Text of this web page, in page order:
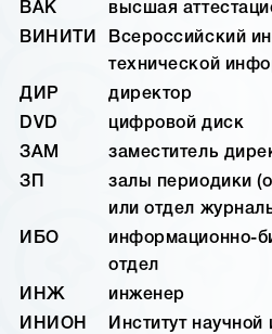
ВАК
высшая
ВИНИТИ
Всероссийский
технической
ДИР
директор
DVD
цифровой диск
ЗАМ
заместитель
ЗП
залы периодики
или отдел
ИБО
информационно-
отдел
ИНЖ
инженер
ИНИОН
Институт